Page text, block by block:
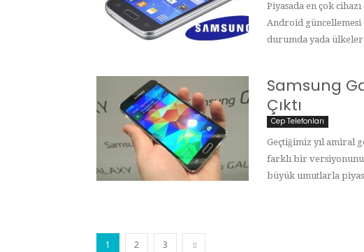
Piyasada en çok
Android
durumda yada
Samsung
Çıktı
Cep Telefonları
Geçtiğimiz yıl amiral
farklı bir versiyonunu
büyük umutlarla
1 2 3